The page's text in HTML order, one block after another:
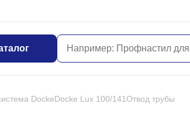
DockeDocke Lux 100/141Отвод трубы